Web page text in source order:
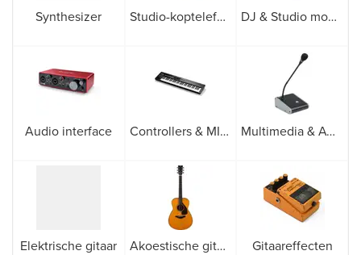
Synthesizer Studio-koptelefoons DJ & Studio monitor
Audio interface Controllers & MIDI apparatuur Multimedia & AV-microfoons
Elektrische gitaar Akoestische gitaar Gitaareffecten